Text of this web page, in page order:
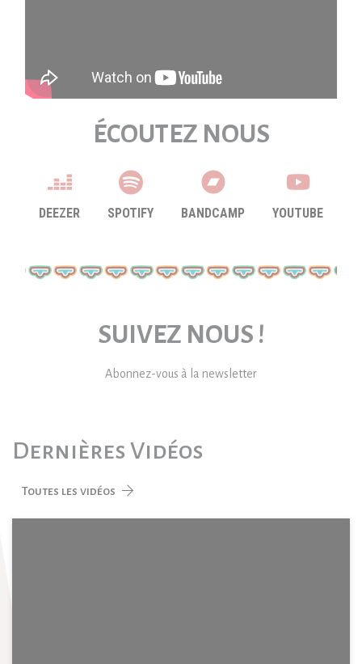
ÉCOUTEZ NOUS
DEEZER SPOTIFY BANDCAMP YOUTUBE
SUIVEZ NOUS !
Abonnez-vous à la newsletter
Dernières Vidéos
Toutes les vidéos